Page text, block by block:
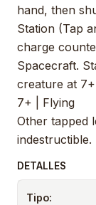
hand, then
Station (Tap
charge
Spacecraft.
creature at
7+ | Flying
Other tapped
indestructible.
DETALLES
Tipo: